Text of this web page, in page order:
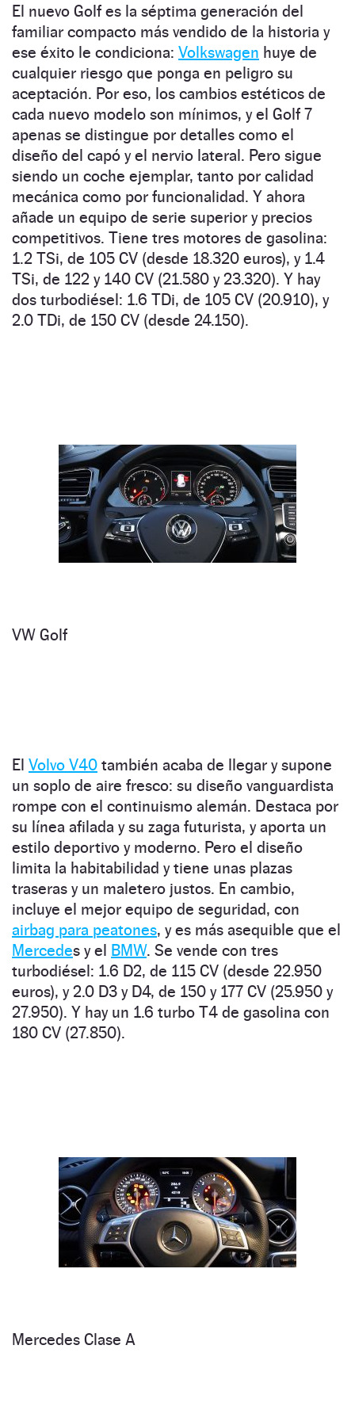
El nuevo Golf es la séptima generación del
familiar compacto más vendido de la historia y
ese éxito le condiciona: Volkswagen huye de
cualquier riesgo que ponga en peligro su
aceptación. Por eso, los cambios estéticos de
cada nuevo modelo son mínimos, y el Golf 7
apenas se distingue por detalles como el
diseño del capó y el nervio lateral. Pero sigue
siendo un coche ejemplar, tanto por calidad
mecánica como por funcionalidad. Y ahora
añade un equipo de serie superior y precios
competitivos. Tiene tres motores de gasolina:
1.2 TSi, de 105 CV (desde 18.320 euros), y 1.4
TSi, de 122 y 140 CV (21.580 y 23.320). Y hay
dos turbodiésel: 1.6 TDi, de 105 CV (20.910), y
2.0 TDi, de 150 CV (desde 24.150).
VW Golf
El Volvo V40 también acaba de llegar y supone
un soplo de aire fresco: su diseño vanguardista
rompe con el continuismo alemán. Destaca por
su línea afilada y su zaga futurista, y aporta un
estilo deportivo y moderno. Pero el diseño
limita la habitabilidad y tiene unas plazas
traseras y un maletero justos. En cambio,
incluye el mejor equipo de seguridad, con
airbag para peatones, y es más asequible que el
Mercedes y el BMW. Se vende con tres
turbodiésel: 1.6 D2, de 115 CV (desde 22.950
euros), y 2.0 D3 y D4, de 150 y 177 CV (25.950 y
27.950). Y hay un 1.6 turbo T4 de gasolina con
180 CV (27.850).
Mercedes Clase A